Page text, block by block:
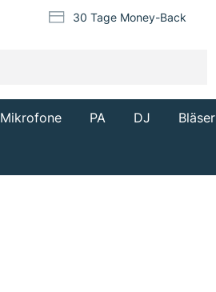
30 Tage Money-Back
Mikrofone PA DJ Bläser